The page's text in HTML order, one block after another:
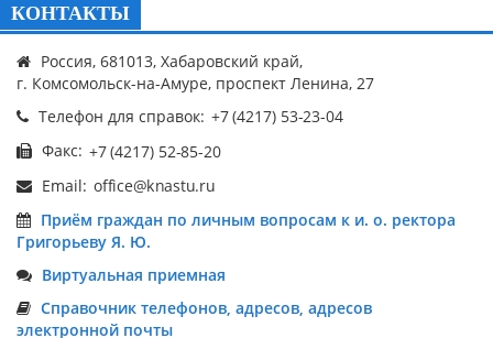
КОНТАКТЫ
Россия, 681013, Хабаровский край,
г. Комсомольск-на-Амуре, проспект Ленина, 27
Телефон для справок:
Факс:
Email:
Приём граждан по личным вопросам к и. о. ректора
Григорьеву Я. Ю.
Виртуальная приемная
Справочник телефонов, адресов, адресов
электронной почты